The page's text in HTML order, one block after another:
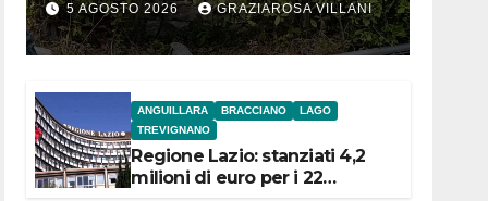
5 AGOSTO 2026 GRAZIAROSA VILLANI
ANGUILLARA BRACCIANO
LAGO
TREVIGNANO
Regione Lazio: stanziati 4,2
milioni di euro per i 22